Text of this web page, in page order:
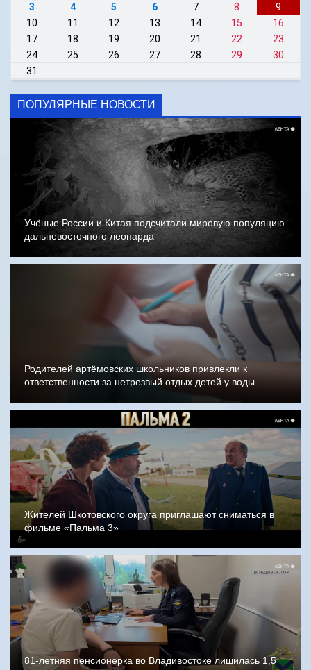
3
4 5 6 7 8
9
10
11 12 13 14 15
16
17
18 19 20 21 22
23
24
25 26 27 28 29
30
31
ПОПУЛЯРНЫЕ НОВОСТИ
Учёные России и Китая подсчитали мировую популяцию
дальневосточного леопарда
Родителей артёмовских школьников привлекли к
ответственности за нетрезвый отдых детей у воды
Жителей Шкотовского округа приглашают сниматься в
фильме «Пальма 3»
81-летняя пенсионерка во Владивостоке лишилась 1,5